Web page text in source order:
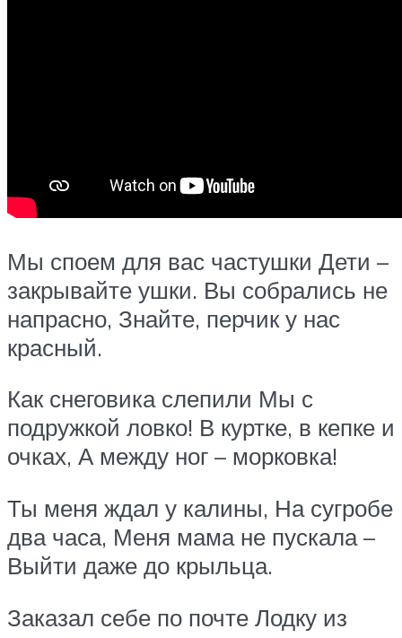
Мы споем для вас частушки Дети –
закрывайте ушки. Вы собрались не
напрасно, Знайте, перчик у нас
красный.
Как снеговика слепили Мы с
подружкой ловко! В куртке, в кепке и
очках, А между ног – морковка!
Ты меня ждал у калины, На сугробе
два часа, Меня мама не пускала –
Выйти даже до крыльца.
Заказал себе по почте Лодку из